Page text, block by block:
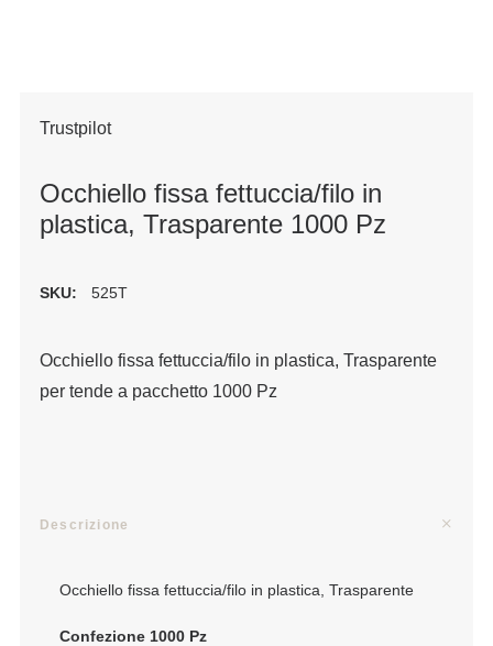
Trustpilot
Occhiello fissa fettuccia/filo in
plastica, Trasparente 1000 Pz
SKU: 525T
Occhiello fissa fettuccia/filo in plastica, Trasparente
per tende a pacchetto 1000 Pz
Descrizione
Occhiello fissa fettuccia/filo in plastica, Trasparente
Confezione 1000 Pz